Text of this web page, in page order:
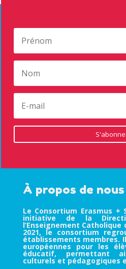
À propos de nous
Le Consortium Erasmus +
initiative de la
l’Enseignement Catholique
2021, le consortium
établissements membres.
européennes pour les
éducatif, permettant
culturels et pédagogiques